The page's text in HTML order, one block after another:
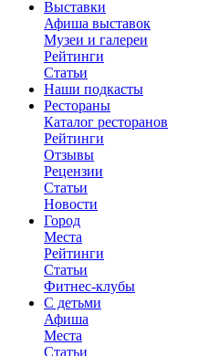
Выставки
Афиша выставок
Музеи и галереи
Рейтинги
Статьи
Наши подкасты
Рестораны
Каталог ресторанов
Рейтинги
Отзывы
Рецензии
Статьи
Новости
Город
Места
Рейтинги
Статьи
Фитнес-клубы
С детьми
Афиша
Места
Статьи